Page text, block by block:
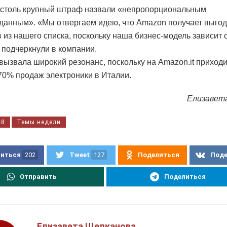
крупный штраф назвали «непропорциональным
«Мы отвергаем идею, что Amazon получает
нашего списка, поскольку наша бизнес-модель зависит
в компании.
широкий резонанс, поскольку на Amazon.it
продаж электроники в Италии.
Темы недели
202 Tweet 127 Поделиться
Отправить Поделиться